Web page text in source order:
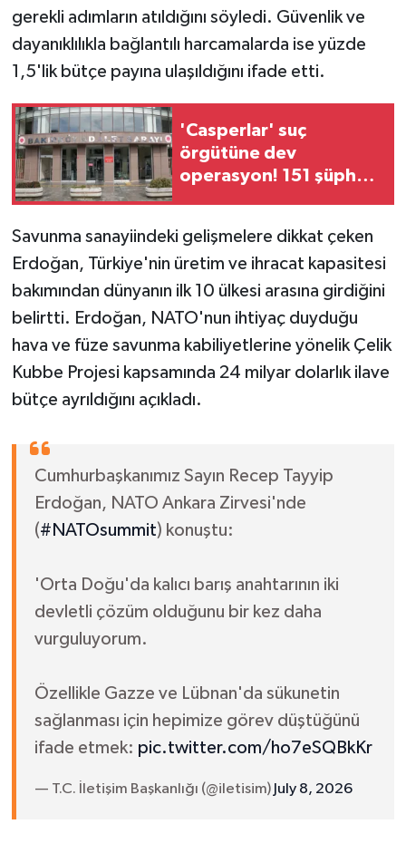
gerekli adımların atıldığını söyledi. Güvenlik ve
dayanıklılıkla bağlantılı harcamalarda ise yüzde
1,5'lik bütçe payına ulaşıldığını ifade etti.
'Casperlar' suç
örgütüne dev
operasyon! 151 şüpheli
Savunma sanayiindeki gelişmelere dikkat çeken
Erdoğan, Türkiye'nin üretim ve ihracat kapasitesi
bakımından dünyanın ilk 10 ülkesi arasına girdiğini
belirtti. Erdoğan, NATO'nun ihtiyaç duyduğu
hava ve füze savunma kabiliyetlerine yönelik Çelik
Kubbe Projesi kapsamında 24 milyar dolarlık ilave
bütçe ayrıldığını açıkladı.
Cumhurbaşkanımız Sayın Recep Tayyip
Erdoğan, NATO Ankara Zirvesi'nde
(#NATOsummit) konuştu:
'Orta Doğu'da kalıcı barış anahtarının iki
devletli çözüm olduğunu bir kez daha
vurguluyorum.
Özellikle Gazze ve Lübnan'da sükunetin
sağlanması için hepimize görev düştüğünü
ifade etmek: pic.twitter.com/ho7eSQBkKr
— T.C. İletişim Başkanlığı (@iletisim) July 8, 2026